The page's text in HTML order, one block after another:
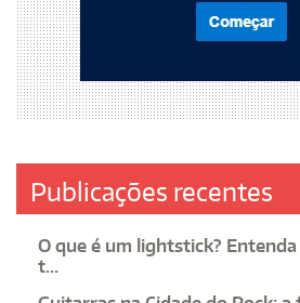
Publicações recentes
O que é um lightstick?
t...